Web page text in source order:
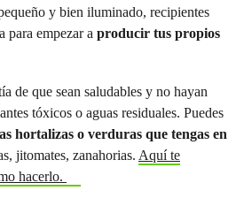
y bien iluminado, recipientes
para empezar a producir tus propios
de que sean saludables y no hayan
tóxicos o aguas residuales. Puedes
hortalizas o verduras que tengas en
jitomates, zanahorias. Aquí te
hacerlo.